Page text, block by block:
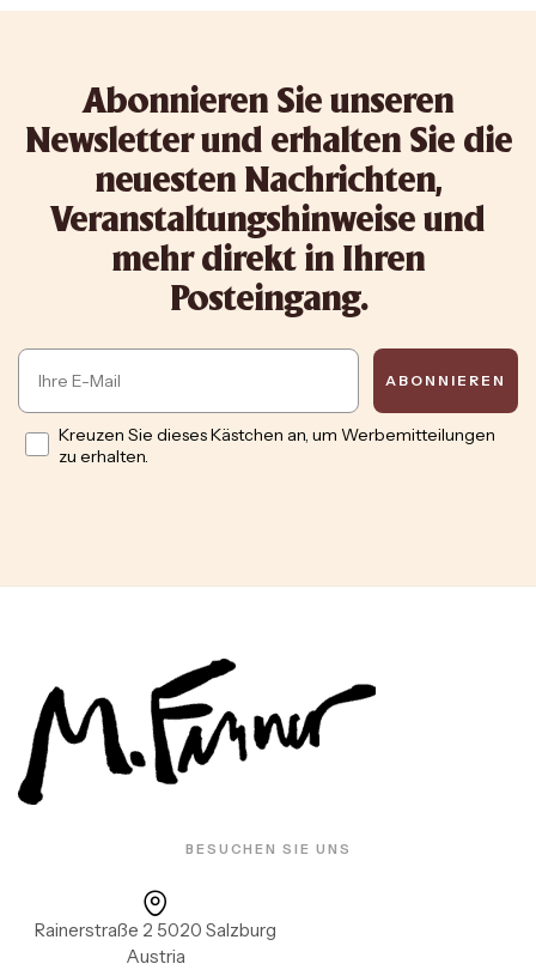
Abonnieren Sie unseren
Newsletter und erhalten Sie die
neuesten Nachrichten,
Veranstaltungshinweise und
mehr direkt in Ihren
Posteingang.
Email
ABONNIEREN
Opt inKreuzen Sie dieses Kästchen an, um Werbemitteilungen
zu erhalten.
BESUCHEN SIE UNS
Rainerstraße 2 5020 Salzburg
Austria